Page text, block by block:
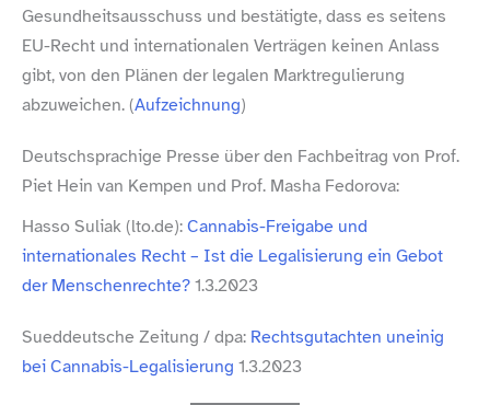
Gesundheitsausschuss und bestätigte, dass es seitens
EU-​Recht und internationalen Verträgen keinen Anlass
gibt, von den Plänen der legalen Marktregulierung
abzuweichen. (Aufzeichnung)
Deutschsprachige Presse über den Fachbeitrag von Prof.
Piet Hein van Kempen und Prof. Masha Fedorova:
Hasso Suliak (lto​.de):Cannabis-​Freigabe und
internationales Recht – Ist die Lega­li­sie­rung ein Gebot
der Men­schen­rechte?1.3.2023
Sueddeutsche Zeitung /​ dpa: Rechtsgutachten uneinig
bei Cannabis-​Legalisierung 1.3.2023